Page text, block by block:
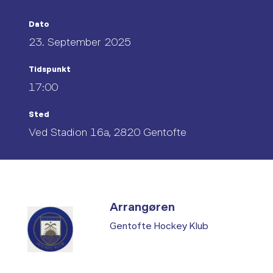
Dato
23. September 2025
Tidspunkt
17:00
Sted
Ved Stadion 16a, 2820 Gentofte
Arrangøren
Gentofte Hockey Klub